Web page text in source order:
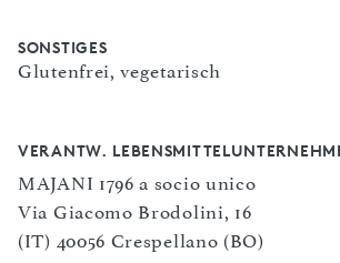
SONSTIGES
Glutenfrei, vegetarisch
VERANTW.
MAJANI 1796 a socio unico
Via Giacomo Brodolini, 16
(IT) 40056 Crespellano (BO)